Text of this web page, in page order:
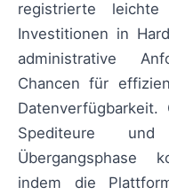
registrierte leichte
Investitionen in
administrative
Chancen für
Datenverfügbarkeit.
Spediteure
Übergangsphase
indem die